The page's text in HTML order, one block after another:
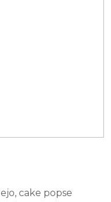
cake popse